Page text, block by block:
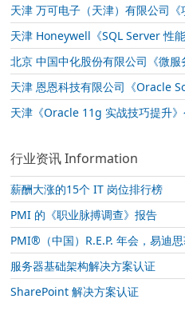
天津 万可电子（天津）有限公司
天津 Honeywell《SQL Server 性
北京 中国中化股份有限公司《微
天津 恩恩科技有限公司《Oracle
天津《Oracle 11g 实战技巧提升
行业资讯 Information
薪酬大涨的15个 IT 岗位排行榜
PMI 的《职业脉搏调查》报告
PMI®（中国）R.E.P. 年会，易迪
服务器基础架构解决方案认证
SharePoint 解决方案认证